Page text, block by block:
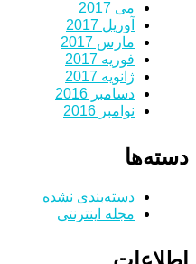
می 2017
آوریل 2017
مارس 2017
فوریه 2017
ژانویه 2017
دسامبر 2016
نوامبر 2016
دسته‌ها
دسته‌بندی نشده
مجله اینترنتی